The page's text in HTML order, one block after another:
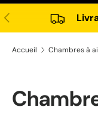
Précédent
Accueil Chambres à